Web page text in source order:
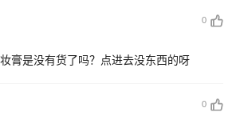
0
膏是没有货了吗？点进去没东西的呀
0